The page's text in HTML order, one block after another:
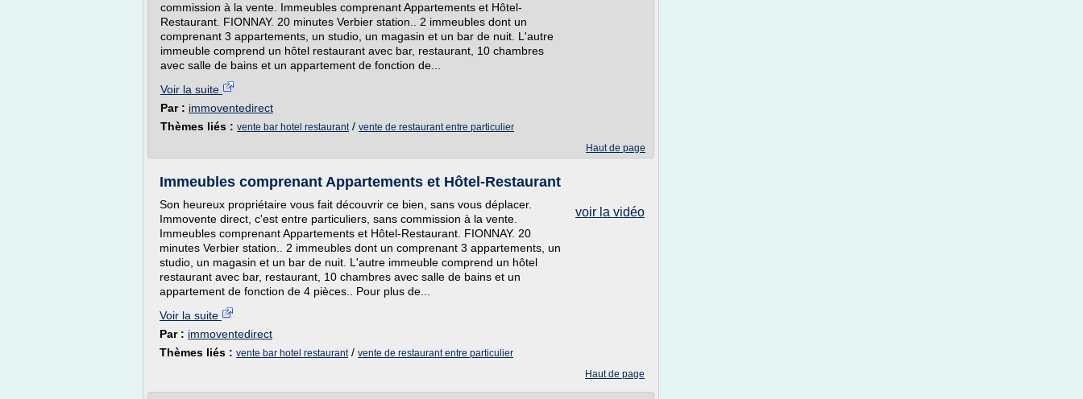
commission à la vente. Immeubles comprenant Appartements et Hôtel-
Restaurant. FIONNAY. 20 minutes Verbier station.. 2 immeubles dont un
comprenant 3 appartements, un studio, un magasin et un bar de nuit. L'autre
immeuble comprend un hôtel restaurant avec bar, restaurant, 10 chambres
avec salle de bains et un appartement de fonction de...
Voir la suite
Par : immoventedirect
Thèmes liés : vente bar hotel restaurant/ vente de restaurant entre particulier
Haut de page
Immeubles comprenant Appartements et Hôtel-Restaurant
voir la vidéo
Son heureux propriétaire vous fait découvrir ce bien, sans vous déplacer.
Immovente direct, c'est entre particuliers, sans commission à la vente.
Immeubles comprenant Appartements et Hôtel-Restaurant. FIONNAY. 20
minutes Verbier station.. 2 immeubles dont un comprenant 3 appartements, un
studio, un magasin et un bar de nuit. L'autre immeuble comprend un hôtel
restaurant avec bar, restaurant, 10 chambres avec salle de bains et un
appartement de fonction de 4 pièces.. Pour plus de...
Voir la suite
Par : immoventedirect
Thèmes liés : vente bar hotel restaurant/ vente de restaurant entre particulier
Haut de page